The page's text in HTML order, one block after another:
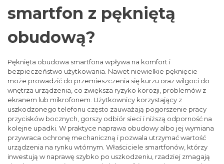
smartfon z pękniętą
obudową?
Pęknięta obudowa smartfona wpływa na komfort i
bezpieczeństwo użytkowania. Nawet niewielkie pęknięcie
może prowadzić do przemieszczenia się kurzu oraz wilgoci do
wnętrza urządzenia, co zwiększa ryzyko korozji, problemów z
ekranem lub mikrofonem. Użytkownicy korzystający z
uszkodzonego telefonu często zauważają pogorszenie pracy
przycisków bocznych, gorszy odbiór sieci i niższą odporność na
kolejne upadki. W praktyce naprawa obudowy albo jej wymiana
przywraca ochronę mechaniczną i pozwala utrzymać wartość
urządzenia na rynku wtórnym. Właściciele smartfonów, którzy
inwestują w naprawę szybko po uszkodzeniu, rzadziej zmagają